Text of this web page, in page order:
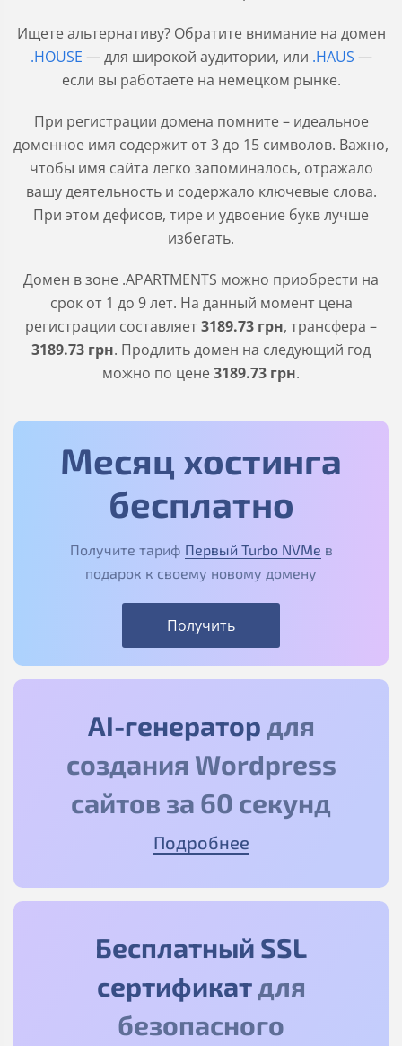
Ищете альтернативу? Обратите внимание на домен
.HOUSE — для широкой аудитории, или .HAUS —
если вы работаете на немецком рынке.
При регистрации домена помните – идеальное
доменное имя содержит от 3 до 15 символов. Важно,
чтобы имя сайта легко запоминалось, отражало
вашу деятельность и содержало ключевые слова.
При этом дефисов, тире и удвоение букв лучше
избегать.
Домен в зоне .APARTMENTS можно приобрести на
срок от 1 до 9 лет. На данный момент цена
регистрации составляет3189.73 грн, трансфера –
3189.73 грн. Продлить домен на следующий год
можно по цене3189.73 грн.
Месяц хостинга
бесплатно
Получите тариф Первый Turbo NVMe в
подарок к своему новому домену
Получить
AI-генератордля
создания Wordpress
сайтов за 60 секунд
Подробнее
Бесплатный SSL
сертификатдля
безопасного